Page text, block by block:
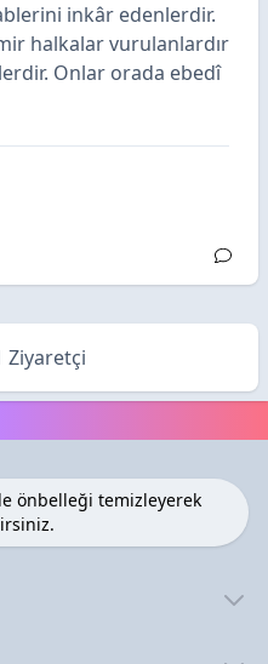
inkâr edenlerdir.
halkalar vurulanlardır
Onlar orada ebedî
Ziyaretçi
önbelleği temizleyerek